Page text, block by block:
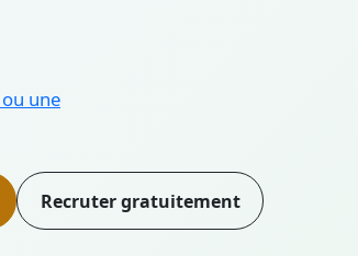
une
Recruter gratuitement